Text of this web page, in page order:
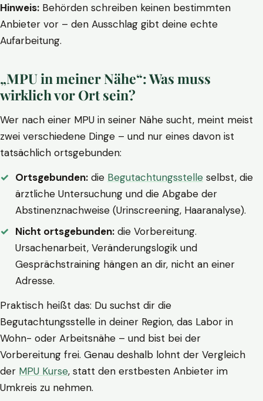
Hinweis: Behörden schreiben keinen bestimmten
Anbieter vor – den Ausschlag gibt deine echte
Aufarbeitung.
„MPU in meiner Nähe“: Was muss
wirklich vor Ort sein?
Wer nach einer MPU in seiner Nähe sucht, meint meist
zwei verschiedene Dinge – und nur eines davon ist
tatsächlich ortsgebunden:
Ortsgebunden: die Begutachtungsstelle selbst, die
ärztliche Untersuchung und die Abgabe der
Abstinenznachweise (Urinscreening, Haaranalyse).
Nicht ortsgebunden: die Vorbereitung.
Ursachenarbeit, Veränderungslogik und
Gesprächstraining hängen an dir, nicht an einer
Adresse.
Praktisch heißt das: Du suchst dir die
Begutachtungsstelle in deiner Region, das Labor in
Wohn- oder Arbeitsnähe – und bist bei der
Vorbereitung frei. Genau deshalb lohnt der Vergleich
der MPU Kurse, statt den erstbesten Anbieter im
Umkreis zu nehmen.